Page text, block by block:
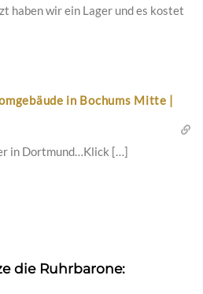
haben wir ein Lager und es kostet
in Bochums Mitte |
in Dortmund…Klick […]
die Ruhrbarone: